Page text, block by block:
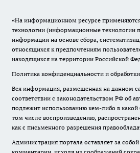
«На информационном ресурсе
технологии (информационные технологии
информации на основе сбора,
относящихся к предпочтениям
находящихся на территории Российской
Политика конфиденциальности и
Вся информация, размещенная на данном
соответствии с законодательством РФ об
подлежит использованию кем-либо в
том числе воспроизведению,
как с письменного разрешения
Администрация портала оставляет за